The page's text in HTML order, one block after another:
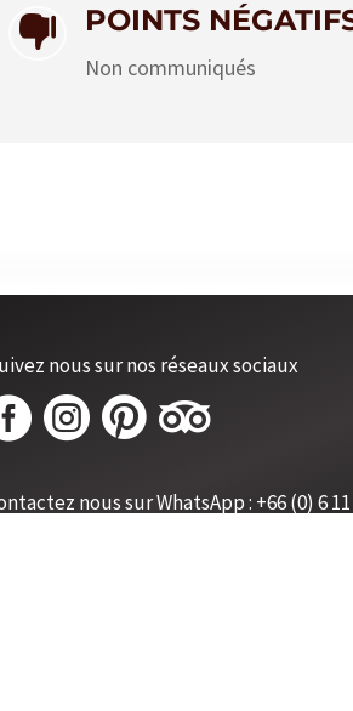
 POINTS
Non communiqués
nous sur nos réseaux sociaux
  
nous sur WhatsApp : +66 (0) 6